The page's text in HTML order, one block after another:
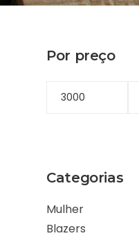
Por preço
Categorias
Mulher
Blazers